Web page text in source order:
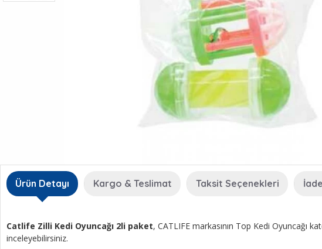
Ürün Detayı Kargo & Teslimat Taksit Seçenekleri
Catlife Zilli Kedi Oyuncağı 2li paket, CATLIFE markasının Top Kedi Oyuncağı
inceleyebilirsiniz.